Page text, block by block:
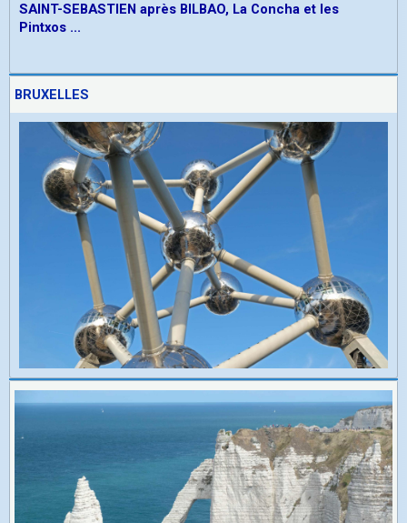
SAINT-SEBASTIEN après BILBAO, La Concha et les
Pintxos ...
BRUXELLES